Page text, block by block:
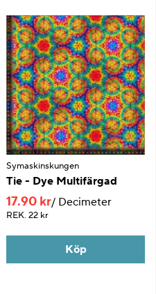
Symaskinskungen
Tie - Dye Multifärgad
17.90 kr Decimeter
REK. 22 kr
Köp